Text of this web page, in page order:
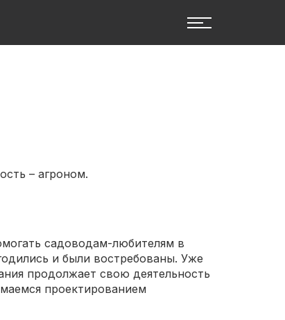
– агроном.
садоводам-любителям в
и были востребованы. Уже
продолжает свою деятельность
проектированием